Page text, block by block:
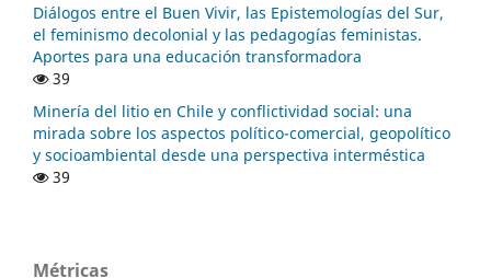
Diálogos entre el Buen Vivir, las Epistemologías del Sur,
el feminismo decolonial y las pedagogías feministas.
Aportes para una educación transformadora
39
Minería del litio en Chile y conflictividad social: una
mirada sobre los aspectos político-comercial, geopolítico
y socioambiental desde una perspectiva interméstica
39
Métricas